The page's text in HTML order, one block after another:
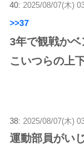
40: 2025/08/07(木)
>>37
3年で観戦か
こいつらの上
38: 2025/08/07(木)
運動部員がい